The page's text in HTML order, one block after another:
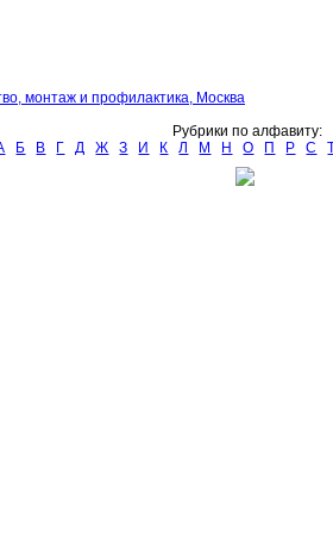
монтаж и профилактика, Москва
Рубрики по алфавиту:
Б В Г Д Ж З И К Л М Н О П Р С